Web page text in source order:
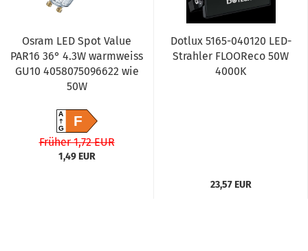
Osram LED Spot Value
PAR16 36° 4.3W warmweiss
GU10 4058075096622 wie
50W
A
GF
Früher 1,72 EUR
1,49 EUR
Dotlux 5165-040120 LED-
Strahler FLOOReco 50W
4000K
23,57 EUR